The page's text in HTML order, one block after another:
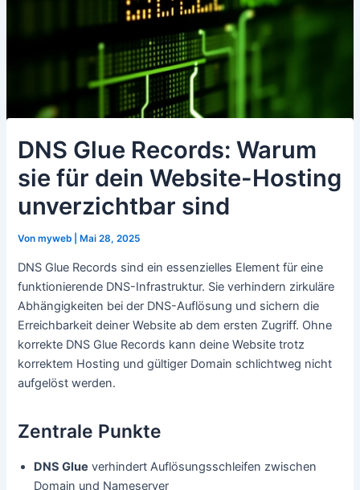
DNS Glue Records: Warum
sie für dein Website-Hosting
unverzichtbar sind
Vonmyweb Mai 28, 2025
DNS Glue Records sind ein essenzielles Element für eine
funktionierende DNS-Infrastruktur. Sie verhindern zirkuläre
Abhängigkeiten bei der DNS-Auflösung und sichern die
Erreichbarkeit deiner Website ab dem ersten Zugriff. Ohne
korrekte DNS Glue Records kann deine Website trotz
korrektem Hosting und gültiger Domain schlichtweg nicht
aufgelöst werden.
Zentrale Punkte
DNS Glue verhindert Auflösungsschleifen zwischen
Domain und Nameserver